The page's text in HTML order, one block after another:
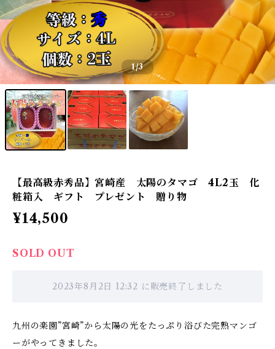
1/3
【最高級赤秀品】宮崎産 太陽のタマゴ 4L2玉 化
粧箱入 ギフト プレゼント 贈り物
¥14,500
SOLD OUT
2023年8月2日 12:32 に販売終了しました
九州の楽園”宮崎”から太陽の光をたっぷり浴びた完熟マンゴ
ーがやってきました。